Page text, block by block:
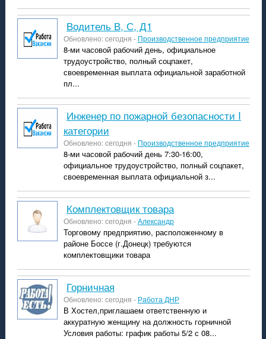
водитель В, С, Д1
Обновлено: сегодня - Производственное предприятие
8-ми часовой рабочий день, официальное
трудоустройство, полный соцпакет,
своевременная выплата официальной заработной
пл...
Инженер по пожарной безопасности I
категории
Обновлено: сегодня - Производственное предприятие
8-ми часовой рабочий день 7:30-16:00,
официальное трудоустройство, полный соцпакет,
своевременная выплата официальной з...
комплектовщик товара
Обновлено: сегодня -Александр
Торговому предприятию, расположенному в
районе Боссе (г.Донецк) требуются
комплектовщики товара
горничная
Обновлено: сегодня - Работа ДНР
В Хостел,приглашаем ответственную и
аккуратную женщину на должность горничной
Условия работы: график работы 5/2 с 08...